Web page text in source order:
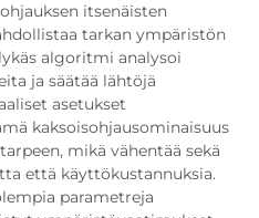
itsenäisten
tarkan ympäristön
algoritmi analysoi
ja säätää lähtöjä
asetukset
kaksoisohjausominaisuus
mikä vähentää sekä
että käyttökustannuksia.
parametreja